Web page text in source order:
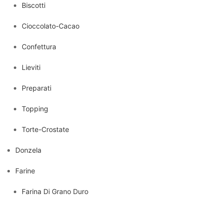
Biscotti
Cioccolato-Cacao
Confettura
Lieviti
Preparati
Topping
Torte-Crostate
Donzela
Farine
Farina Di Grano Duro